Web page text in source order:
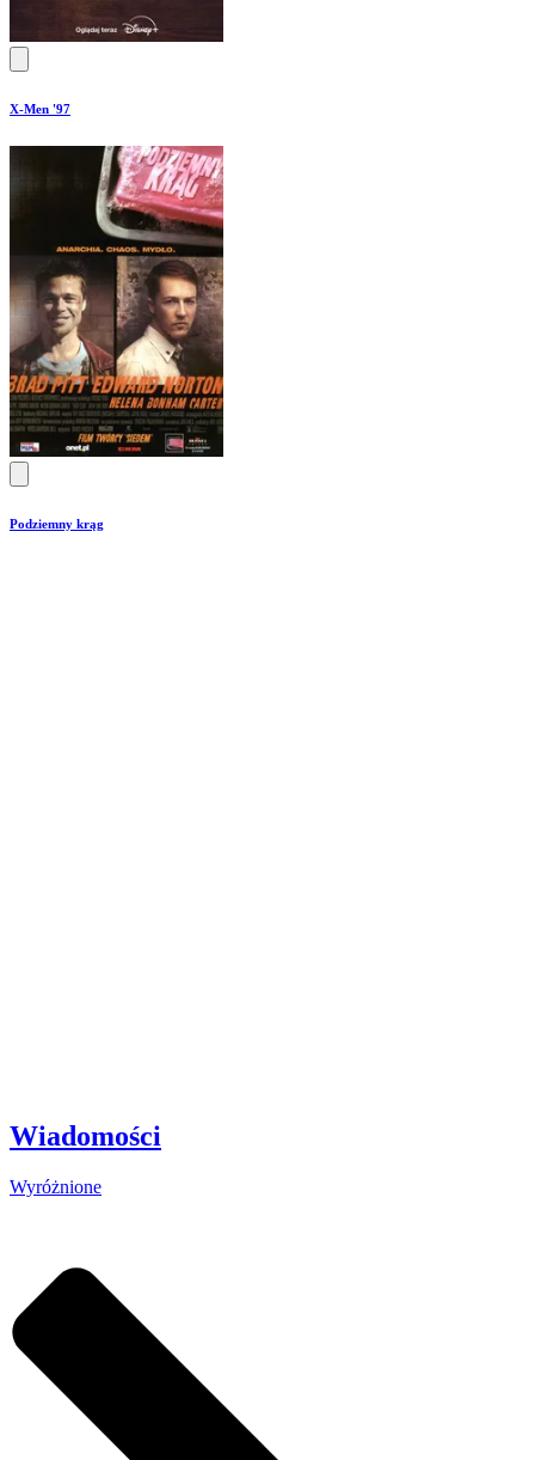
X-Men '97
Podziemny krąg
Wiadomości
Wyróżnione